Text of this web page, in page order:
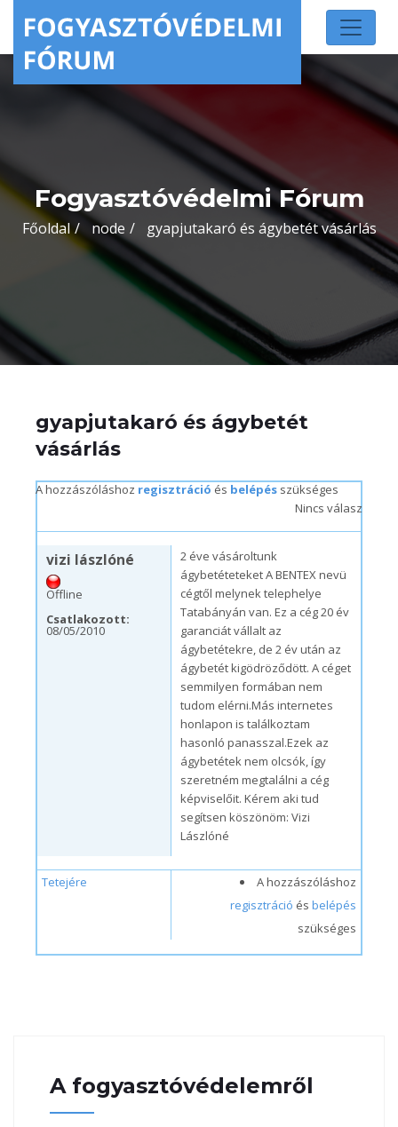
Fogyasztóvédelmi Fórum
Főoldal node gyapjutakaró és ágybetét vásárlás
gyapjutakaró és ágybetét
vásárlás
A hozzászóláshoz regisztráció és belépés szükséges
Nincs válasz
vizi lászlóné
Offline
Csatlakozott:
08/05/2010
2 éve vásároltunk
ágybetéteteket A BENTEX nevü
cégtől melynek telephelye
Tatabányán van. Ez a cég 20 év
garanciát vállalt az
ágybetétekre, de 2 év után az
ágybetét kigödröződött. A céget
semmilyen formában nem
tudom elérni.Más internetes
honlapon is találkoztam
hasonló panasszal.Ezek az
ágybetétek nem olcsók, így
szeretném megtalálni a cég
képviselőit. Kérem aki tud
segítsen köszönöm: Vizi
Lászlóné
Tetejére
A hozzászóláshoz
regisztráció és belépés
szükséges
A fogyasztóvédelemről